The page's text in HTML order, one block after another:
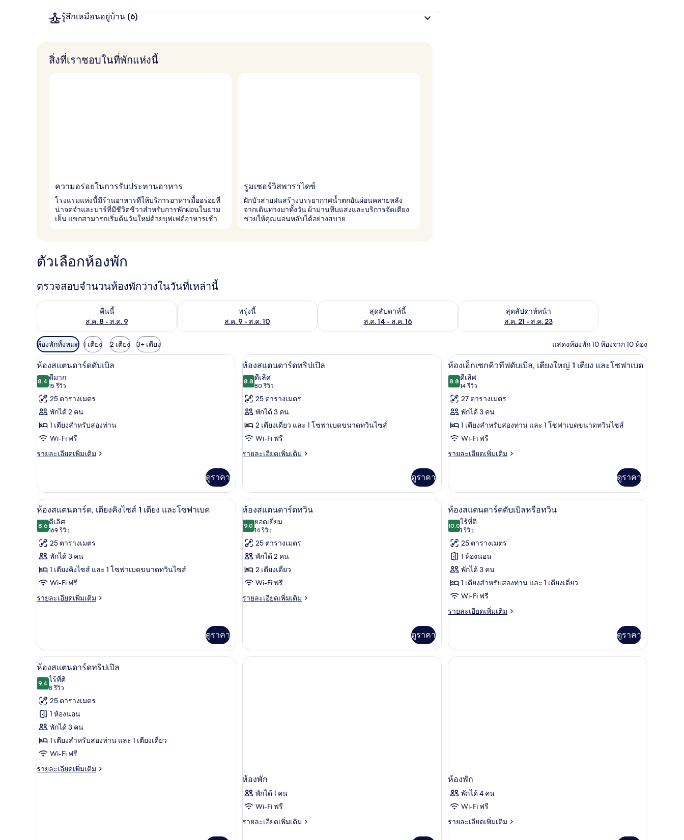
รู้สึกเหมือนอยู่บ้าน (6)
สิ่งที่เราชอบในที่พักแห่งนี้
ความอร่อยในการรับประทานอาหาร
โรงแรมแห่งนี้มีร้านอาหารที่ให้บริการอาหารมื้ออร่อยที่
น่าจดจำและบาร์ที่มีชีวิตชีวาสำหรับการพักผ่อนในยาม
เย็น แขกสามารถเริ่มต้นวันใหม่ด้วยบุฟเฟต์อาหารเช้า
รูมเซอร์วิสพาราไดซ์
ฝักบัวสายฝนสร้างบรรยากาศน้ำตกอันผ่อนคลายหลัง
จากเดินทางมาทั้งวัน ผ้าม่านทึบแสงและบริการจัดเตียง
ช่วยให้คุณนอนหลับได้อย่างสบาย
ตัวเลือกห้องพัก
ตรวจสอบจำนวนห้องพักว่างในวันที่เหล่านี้
คืนนี้
ส.ค. 8 - ส.ค. 9
ตรวจสอบจำนวนห้องพักว่างในคืนนี้ ส.ค. 8 - ส.ค. 9
พรุ่งนี้
ส.ค. 9 - ส.ค. 10
ตรวจสอบจำนวนห้องพักว่างในพรุ่งนี้ ส.ค. 9 - ส.ค. 10
สุดสัปดาห์นี้
ส.ค. 14 - ส.ค. 16
ตรวจสอบจำนวนห้องพักว่างในสุดสัปดาห์นี้ ส.ค. 14 - ส.ค. 16สุดสัปดาห์หน้า
ส.ค. 21 - ส.ค. 23
ตรวจสอบจำนวนห้องพักว่างในสุดสัปดาห์หน้า ส.ค. 21 - ส.ค. 23
ตัว
กรอง
ที่
มี
ให้
สำหรับ
ห้อง
พัก
ห้องพักทั้งหมด 1 เตียง 2 เตียง 3+ เตียง แสดงห้องพัก 10 ห้องจาก 10 ห้อง
เปิด
ภาพถ่าย
ทั้งหมด
ของ
ห้อง
สแตนดาร์ด
ดับเบิล
ห้องสแตนดาร์ดดับเบิล | ตู้นิรภัยในห้องพัก, โต๊ะทำงาน, ผ้าม่านกันแสง, เตารีด/โต๊ะรีดผ้า
9
ห้องสแตนดาร์ดดับเบิล
8.48.4 จาก 10
ดีมาก
15 รีวิว
(15
รีวิว)
25 ตารางเมตร
พักได้ 2 คน
1 เตียงสำหรับสองท่าน
Wi-Fi ฟรี
รายละเอียดเพิ่มเติม
ราย
เกี่ยว
กับ
ห้อง
สแตนดาร์ด
ดับเบิล
ดูราคา
เปิด
ภาพถ่าย
ทั้งหมด
ของ
ห้อง
สแตนดาร์ด
ทริปเปิล
ตู้นิรภัยในห้องพัก, โต๊ะทำงาน, ผ้าม่านกันแสง, เตารีด/โต๊ะรีดผ้า
5
ห้องสแตนดาร์ดทริปเปิล
8.88.8 จาก 10
ดีเลิศ
80 รีวิว
(80
รีวิว)
25 ตารางเมตร
พักได้ 3 คน
2 เตียงเดี่ยว และ 1 โซฟาเบดขนาดทวินไซส์
Wi-Fi ฟรี
รายละเอียดเพิ่มเติม
ราย
เกี่ยว
กับ
ห้อง
สแตนดาร์ด
ทริปเปิล
ดูราคา
เปิด
ภาพถ่าย
ทั้งหมด
ของ
ห้อง
เอ็ก
เซก
ดับเบิล,
เตียง
ใหญ่
1
เตียง
และ
โซฟา
เบด
ห้องเอ็กเซกคิวทีฟดับเบิล, เตียงใหญ่ 1 เตียง
6
ห้องเอ็กเซกคิวทีฟดับเบิล, เตียงใหญ่ 1 เตียง และโซฟาเบด
8.88.8 จาก 10
ดีเลิศ
14 รีวิว
(14
รีวิว)
27 ตารางเมตร
พักได้ 3 คน
1 เตียงสำหรับสองท่าน และ 1 โซฟาเบดขนาดทวินไซส์
Wi-Fi ฟรี
รายละเอียดเพิ่มเติม
ราย
เกี่ยว
กับ
ห้อง
เซก
ทีฟ
ดับเบิล,
เตียง
ใหญ่
และ
โซฟา
เบด
ดูราคา
เปิด
ภาพถ่าย
ทั้งหมด
ของ
ห้อง
สแตนดาร์ด,
เตียง
เตียง
และ
โซฟา
เบด
ห้องสแตนดาร์ด, เตียงคิงไซส์ 1 เตียง และโซฟาเบด | ตู้นิรภัยในห้องพัก, โต๊ะทำงาน, ผ้าม่านกันแสง, เตารีด/โต๊ะรีดผ้า
5
ห้องสแตนดาร์ด, เตียงคิงไซส์ 1 เตียง และโซฟาเบด
8.68.6 จาก 10
ดีเลิศ
169 รีวิว
(169
รีวิว)
25 ตารางเมตร
พักได้ 3 คน
1 เตียงคิงไซส์ และ 1 โซฟาเบดขนาดทวินไซส์
Wi-Fi ฟรี
รายละเอียดเพิ่มเติม
ราย
กับ
ห้อง
สแตนดาร์ด,
เตียง
คิง
ไซส์
เตียง
และ
โซฟา
ดูราคา
เปิด
ภาพถ่าย
ทั้งหมด
ของ
ห้อง
สแตนดาร์ด
ทวิน
ตู้นิรภัยในห้องพัก, โต๊ะทำงาน, ผ้าม่านกันแสง, เตารีด/โต๊ะรีดผ้า
5
ห้องสแตนดาร์ดทวิน
9.09.0 จาก 10
ยอดเยี่ยม
14 รีวิว
(14
รีวิว)
25 ตารางเมตร
พักได้ 2 คน
2 เตียงเดี่ยว
Wi-Fi ฟรี
รายละเอียดเพิ่มเติม
ราย
กับ
ห้อง
สแตนดาร์ด
ดูราคา
เปิด
ภาพถ่าย
ทั้งหมด
ของ
ห้อง
สแตนดาร์ด
ดับเบิล
หรือ
ตู้นิรภัยในห้องพัก, โต๊ะทำงาน, ผ้าม่านกันแสง,
4
ห้องสแตนดาร์ดดับเบิลหรือทวิน
10.010.0 จาก 10
ไร้ที่ติ
1 รีวิว
(1
รีวิว)
25 ตารางเมตร
1 ห้องนอน
พักได้ 3 คน
1 เตียงสำหรับสองท่าน และ 1 เตียงเดี่ยว
Wi-Fi ฟรี
รายละเอียดเพิ่มเติม
ราย
เกี่ยว
กับ
ห้อง
ดูราคา
เปิด
ภาพถ่าย
ทั้งหมด
ของ
ห้อง
สแตนดาร์ด
ทริปเปิล
ห้องสแตนดาร์ดทริปเปิล | ตู้นิรภัยในห้องพัก, โต๊ะทำงาน, ผ้าม่านกันแสง, เตารีด/โต๊ะรีดผ้า
4
ห้องสแตนดาร์ดทริปเปิล
9.49.4 จาก 10
ไร้ที่ติ
8 รีวิว
(8
รีวิว)
25 ตารางเมตร
1 ห้องนอน
พักได้ 3 คน
1 เตียงสำหรับสองท่าน และ 1 เตียงเดี่ยว
Wi-Fi ฟรี
รายละเอียดเพิ่มเติม
ราย
ห้องพัก
พักได้ 1 คน
Wi-Fi ฟรี
รายละเอียดเพิ่มเติม
ราย
ห้องพัก
พักได้ 4 คน
Wi-Fi ฟรี
รายละเอียดเพิ่มเติม
ราย